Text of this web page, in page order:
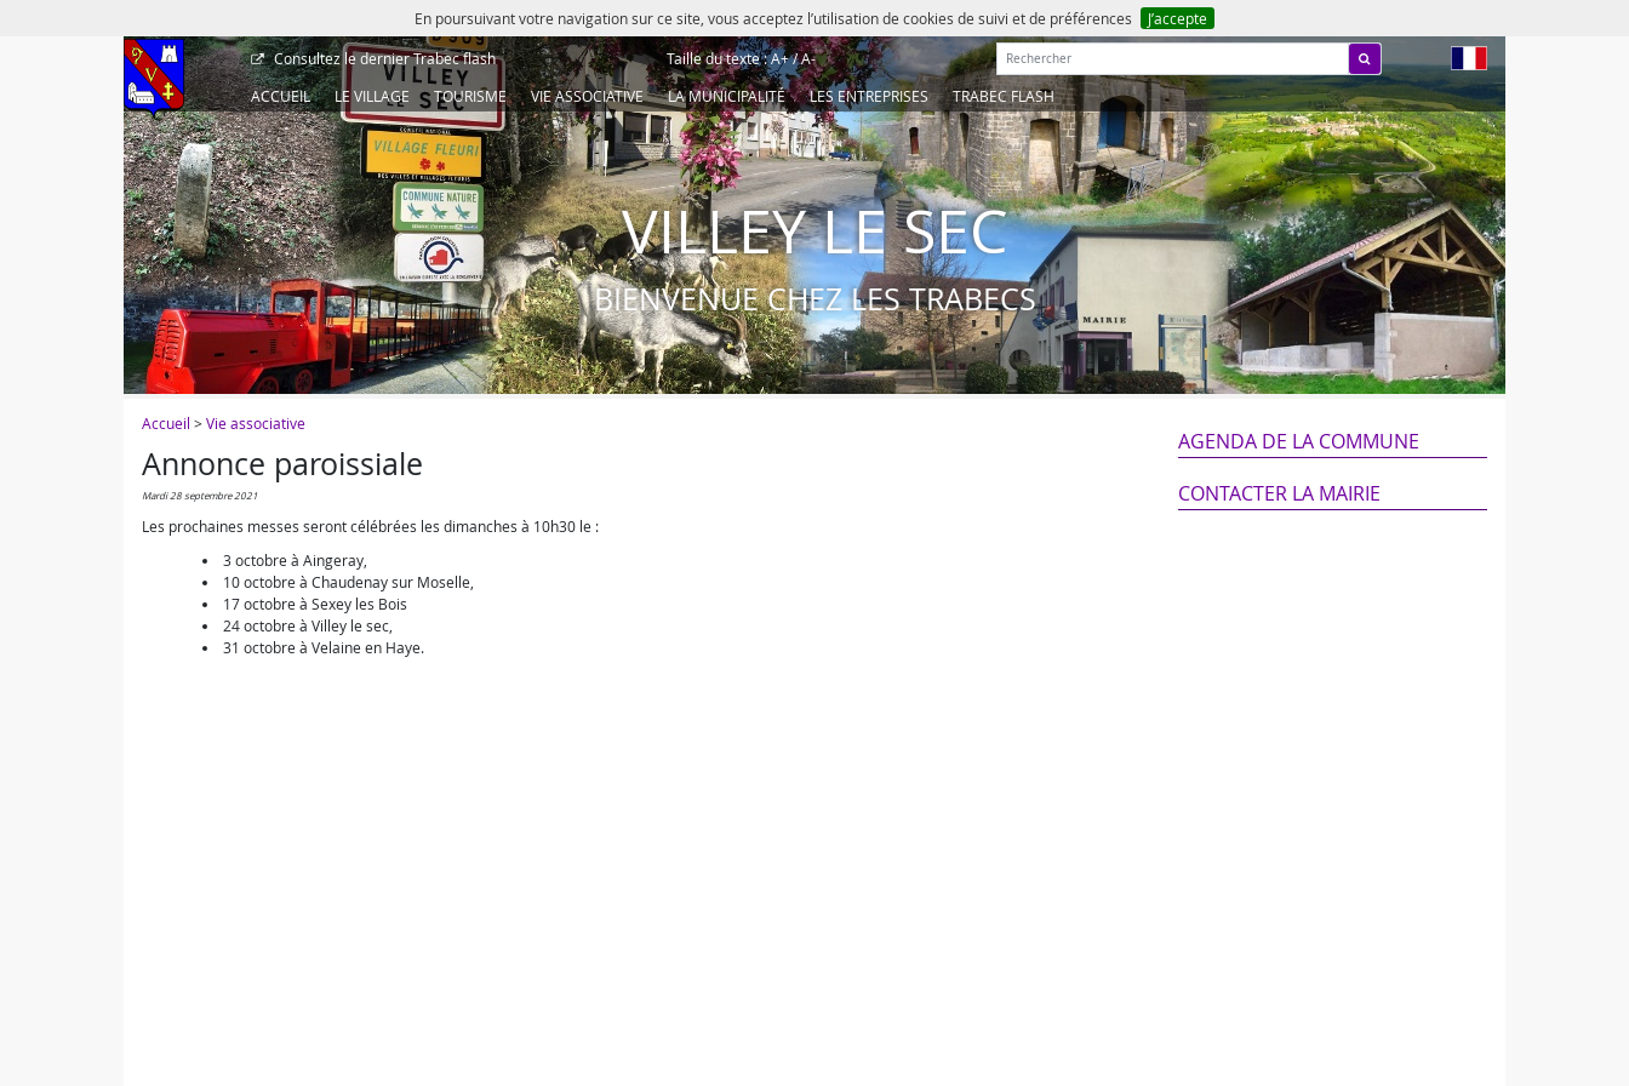
En poursuivant votre navigation sur ce site, vous acceptez l’utilisation de cookies de suivi et de préférences J’accepte
Consultez le dernierTrabec flash Taille du texte :A+/A- Rechercher :
ACCUEIL
LE VILLAGE TOURISME VIE ASSOCIATIVE LA MUNICIPALITÉ LES ENTREPRISES TRABEC FLASH
VILLEY LE SEC
BIENVENUE CHEZ LES TRABECS
Accueil >Vie associative
Annonce paroissiale
mardi 28 septembre 2021
Les prochaines messes seront célébrées les dimanches à 10h30 le :
3 octobre à Aingeray,
10 octobre à Chaudenay sur Moselle,
17 octobre à Sexey les Bois
24 octobre à Villey le sec,
31 octobre à Velaine en Haye.
AGENDA DE LA COMMUNE
CONTACTER LA MAIRIE